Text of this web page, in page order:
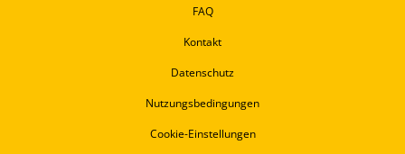
FAQ
Kontakt
Datenschutz
Nutzungsbedingungen
Cookie-Einstellungen